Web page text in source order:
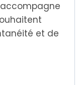
et de